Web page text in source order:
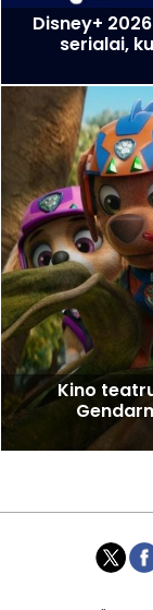
Disney+
serialai,
Kino